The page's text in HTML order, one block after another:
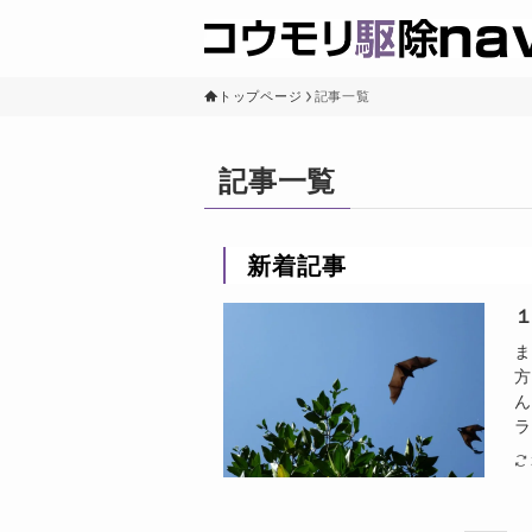
トップページ 記事一覧
記事一覧
新着記事